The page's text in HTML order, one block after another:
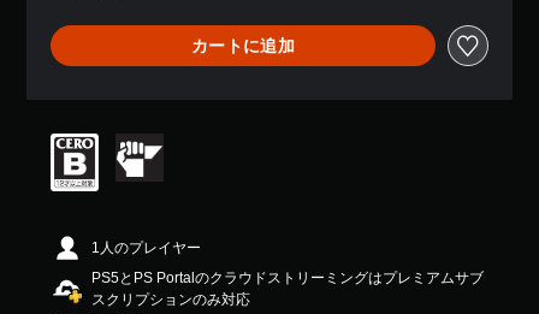
8
8
、
評
価
は
階
の
カートに追加
1人のプレイヤー
PS5とPS Portalのクラウドストリーミングはプレミアムサブ
スクリプションのみ対応